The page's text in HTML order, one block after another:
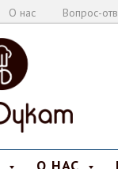
О нас Вопрос-